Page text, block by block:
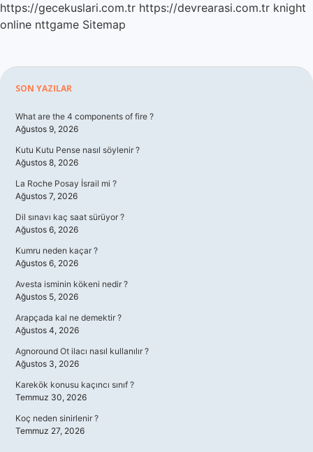
https://gecekuslari.com.tr https://devrearasi.com.tr knight
online nttgame Sitemap
Sidebar
SON YAZILAR
What are the 4 components of fire ?
Ağustos 9, 2026
Kutu Kutu Pense nasıl söylenir ?
Ağustos 8, 2026
La Roche Posay İsrail mi ?
Ağustos 7, 2026
Dil sınavı kaç saat sürüyor ?
Ağustos 6, 2026
Kumru neden kaçar ?
Ağustos 6, 2026
Avesta isminin kökeni nedir ?
Ağustos 5, 2026
Arapçada kal ne demektir ?
Ağustos 4, 2026
Agnoround Ot ilacı nasıl kullanılır ?
Ağustos 3, 2026
Karekök konusu kaçıncı sınıf ?
Temmuz 30, 2026
Koç neden sinirlenir ?
Temmuz 27, 2026